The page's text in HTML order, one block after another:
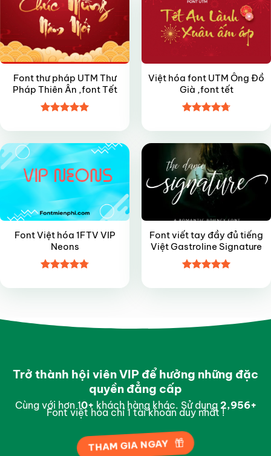
Font thư pháp UTM Thư
Pháp Thiên Ân ,font Tết
hạng55
Việt hóa font UTM Ông Đồ
Già ,font tết
hạng4.75
Font Việt hóa 1FTV VIP
Neons
hạng4.85
Font viết tay đầy đủ tiếng
Việt Gastroline Signature
hạng55
Trở thành hội viên VIP để hưởng những đặc
quyền đẳng cấp
Cùng với hơn 10+ khách hàng khác. Sử dụng 2,997+
Font việt hóa chỉ 1 tài khoản duy nhất !
THAM GIA NGAY